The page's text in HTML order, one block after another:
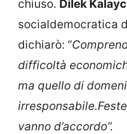
chiuso. Dilek
socialdemocratica
dichiarò: “
difficoltà
ma quello di
vanno d’accordo”.